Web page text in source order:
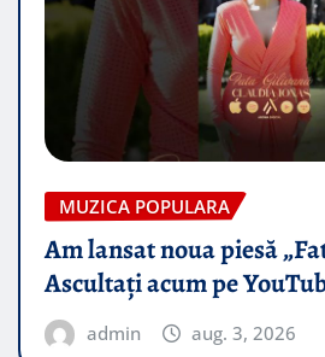
MUZICA POPULARA
Am lansat noua piesă
Ascultați acum pe
admin aug. 3, 2026